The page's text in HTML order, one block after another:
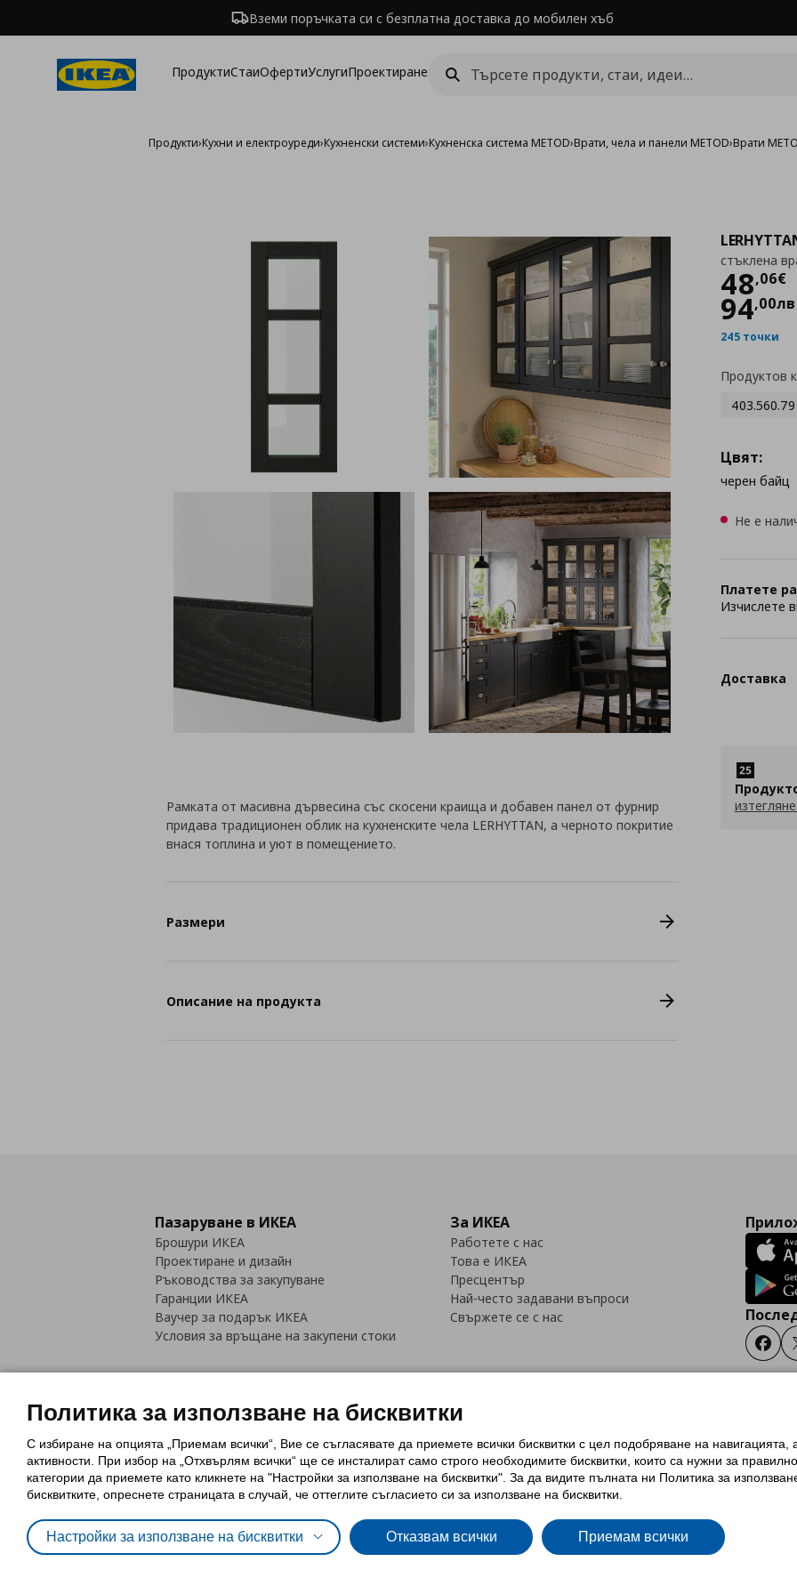
Вземи поръчката си с безплатна доставка до мобилен хъб
ПродуктиСтаиОфертиУслугиПроектиране
Продукти›Кухни и електроуреди›Кухненски системи›Кухненска система METOD›Врати, чела и панели METOD›Врати
стъклена
48,06€
Цена
94,00лв
245 точки
Продуктов
403.560.79
Цвят:
черен байц
Не е
Платете
Изчислете
Доставка
Рамката от масивна дървесина със скосени краища и добавен панел от фурнир
придава традиционен облик на кухненските чела LERHYTTAN, а черното покритие
внася топлина и уют в помещението.
Размери
Описание на продукта
Пазаруване в ИКЕА
Брошури ИКЕА
Проектиране и дизайн
Ръководства за закупуване
Гаранции ИКЕА
Ваучер за подарък ИКЕА
Условия за връщане на закупени стоки
За ИКЕА
Работете с нас
Това е ИКЕА
Пресцентър
Най-често задавани въпроси
Свържете се с нас
Политика за използване на бисквитки (Cookies)Избор на настройки за използване на бисквиткиУсловия за
Обща политика за личните данни
Политика за защита на личните данни на ikea.bg
Общи условия на
Политика за защита на лични данни на програма IKEA Family
Политика за използване на бисквитки
С избиране на опцията „Приемам всички“, Вие се съгласявате да приемете всички бисквитки с цел подобряване на
активности. При избор на „Отхвърлям всички“ ще се инсталират само строго необходимитe бисквитки, които са нужни за
категории да приемете като кликнете на "Настройки за използване на бисквитки". За да видите пълната ни Политика за
бисквитките, опреснете страницата в случай, че оттеглите съгласието си за използване на бисквитки.
Настройки за използване на бисквитки Отказвам всички Приемам всички